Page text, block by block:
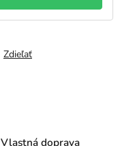
Zdieľať
Vlastná doprava